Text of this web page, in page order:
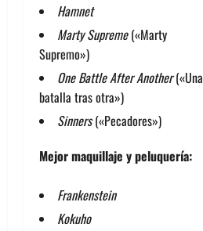
Hamnet
Marty Supreme(«Marty
Supremo»)
One Battle After Another(«Una
batalla tras otra»)
Sinners(«Pecadores»)
Mejor maquillaje y peluquería:
Frankenstein
Kokuho